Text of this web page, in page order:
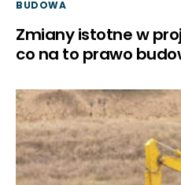
BUDOWA
Zmiany istotne w
co na to prawo